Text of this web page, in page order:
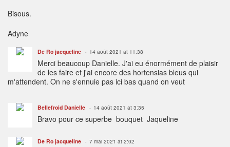
Bisous.
Adyne
De Ro jacqueline 14 août 2021 at 11:38
Merci beaucoup Danielle. J'ai eu énormément de plaisir
de les faire et j'ai encore des hortensias bleus qui
m'attendent. On ne s'ennuie pas ici bas quand on veut
Bellefroid Danielle 14 août 2021 at 3:35
Bravo pour ce superbe bouquet Jaqueline
De Ro jacqueline 7 mai 2021 at 2:02